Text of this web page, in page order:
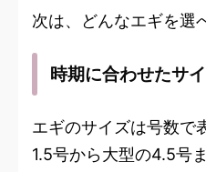
次は、どんなエギを選
時期に合わせたサ
エギのサイズは号数で
1.5号から大型の4.5号